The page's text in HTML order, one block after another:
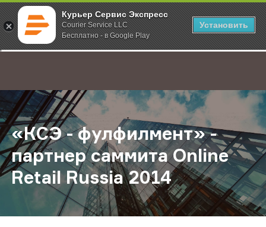
Курьер Сервис Экспресс
Courier Service LLC
Бесплатно - в Google Play
Установить
;
Главная О компании Новости «КСЭ - фулфилмент» - партнер
«КСЭ - фулфилмент» -
партнер саммита Online
Retail Russia 2014